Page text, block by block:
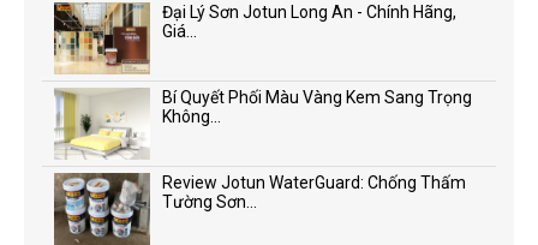
Đại Lý Sơn Jotun Long An - Chính Hãng,
Giá...
Bí Quyết Phối Màu Vàng Kem Sang Trọng
Không...
Review Jotun WaterGuard: Chống Thấm
Tường Sơn...